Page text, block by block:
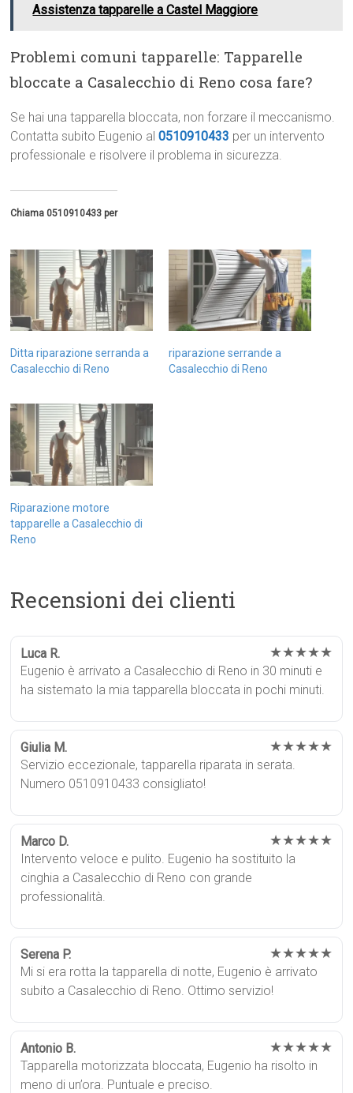
Assistenza tapparelle a Castel Maggiore
Problemi comuni tapparelle: Tapparelle
bloccate a Casalecchio di Reno cosa fare?
Se hai una tapparella bloccata, non forzare il meccanismo.
Contatta subito Eugenio al0510910433 per un intervento
professionale e risolvere il problema in sicurezza.
Chiama 0510910433 per
Ditta riparazione serranda a
Casalecchio di Reno
riparazione serrande a
Casalecchio di Reno
Riparazione motore
tapparelle a Casalecchio di
Reno
Recensioni dei clienti
Luca R. ★★★★★
Eugenio è arrivato a Casalecchio di Reno in 30 minuti e
ha sistemato la mia tapparella bloccata in pochi minuti.
Giulia M. ★★★★★
Servizio eccezionale, tapparella riparata in serata.
Numero 0510910433 consigliato!
Marco D. ★★★★★
Intervento veloce e pulito. Eugenio ha sostituito la
cinghia a Casalecchio di Reno con grande
professionalità.
Serena P. ★★★★★
Mi si era rotta la tapparella di notte, Eugenio è arrivato
subito a Casalecchio di Reno. Ottimo servizio!
Antonio B. ★★★★★
Tapparella motorizzata bloccata, Eugenio ha risolto in
meno di un’ora. Puntuale e preciso.